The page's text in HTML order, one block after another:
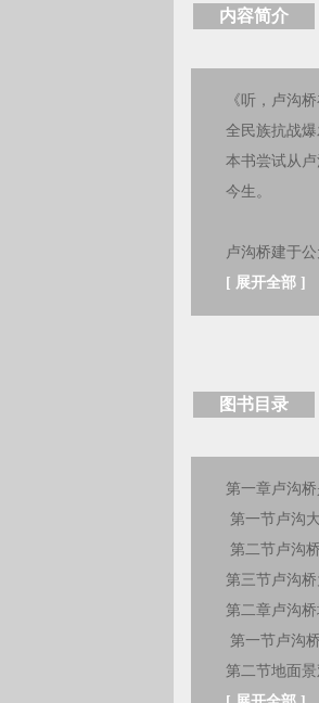
内容简介
《听，卢沟
全民族抗战爆
本书尝试从
今生。
卢沟桥建于
[ 展开全部 ]
图书目录
第一章卢沟
第一节卢沟
第二节卢沟
第三节卢沟
第二章卢沟
第一节卢沟
第二节地面